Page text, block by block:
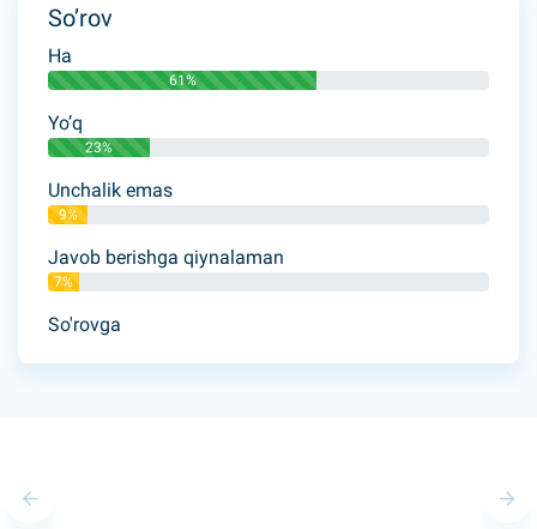
So’rov
Ha
61%
Yo’q
23%
Unchalik emas
9%
Javob berishga qiynalaman
7%
So'rovga